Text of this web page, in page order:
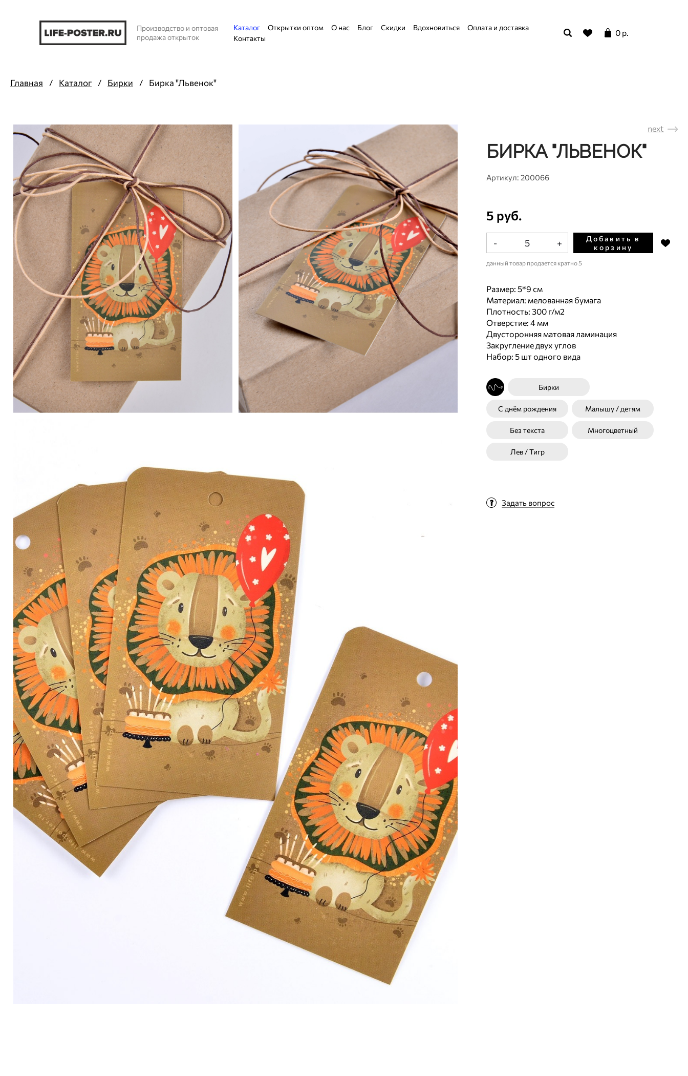
Производство и оптовая
продажа открыток
Каталог Открытки оптом О нас Блог Скидки Вдохновиться
Оплата и доставка
Контакты
0 р.
Главная / Каталог / Бирки / Бирка "Львенок"
next
БИРКА "ЛЬВЕНОК"
Артикул: 200066
5 руб.
- +
Добавить в
корзину
данный товар продается кратно 5
Размер: 5*9 см
Материал: мелованная бумага
Плотность: 300 г/м2
Отверстие: 4 мм
Двусторонняя матовая ламинация
Закругление двух углов
Набор: 5 шт одного вида
Бирки
С днём рождения Малышу / детям
Без текста Многоцветный
Лев / Тигр
Задать вопрос